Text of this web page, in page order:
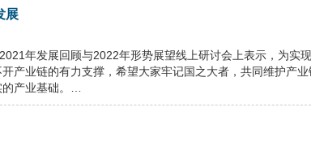
展
年发展回顾与2022年形势展望线上研讨会上表示，为实
产业链的有力支撑，希望大家牢记国之大者，共同维护产业
产业基础。…